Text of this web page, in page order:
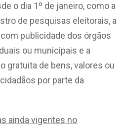
o dia 1º de janeiro, como a
de pesquisas eleitorais, a
publicidade dos órgãos
ou municipais e a
gratuita de bens, valores ou
por parte da
ainda vigentes no